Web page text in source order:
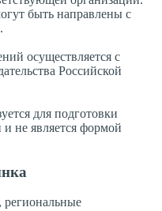
быть направлены с
осуществляется с
Российской
для подготовки
не является формой